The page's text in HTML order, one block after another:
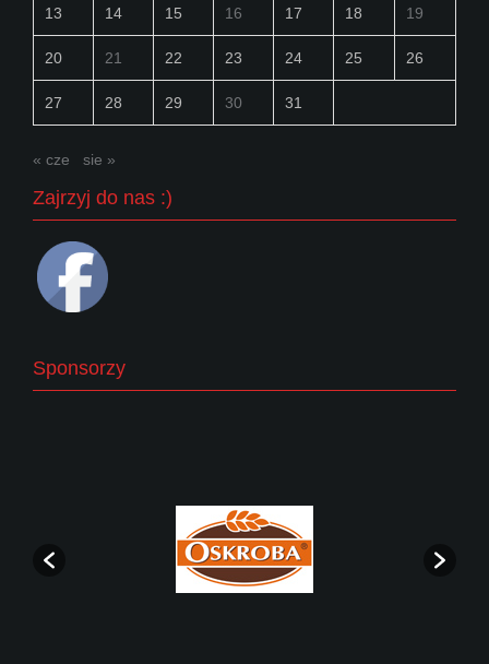
13 14 15 16 17 18 19
20 21 22 23 24 25 26
27 28 29 30 31
« cze sie »
Zajrzyj do nas :)
Sponsorzy